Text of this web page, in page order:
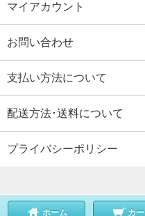
マイアカウント
お問い合わせ
支払い方法について
配送方法･送料について
プライバシーポリシー
ホーム カ